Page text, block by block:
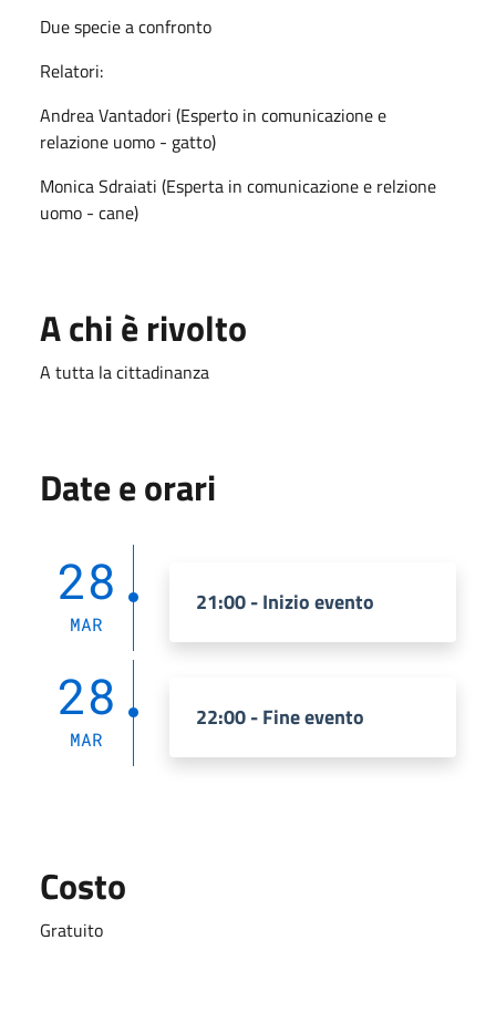
Due specie a confronto
Relatori:
Andrea Vantadori (Esperto in comunicazione e
relazione uomo - gatto)
Monica Sdraiati (Esperta in comunicazione e relzione
uomo - cane)
A chi è rivolto
A tutta la cittadinanza
Date e orari
28
MAR
21:00 - Inizio evento
28
MAR
22:00 - Fine evento
Costo
Gratuito